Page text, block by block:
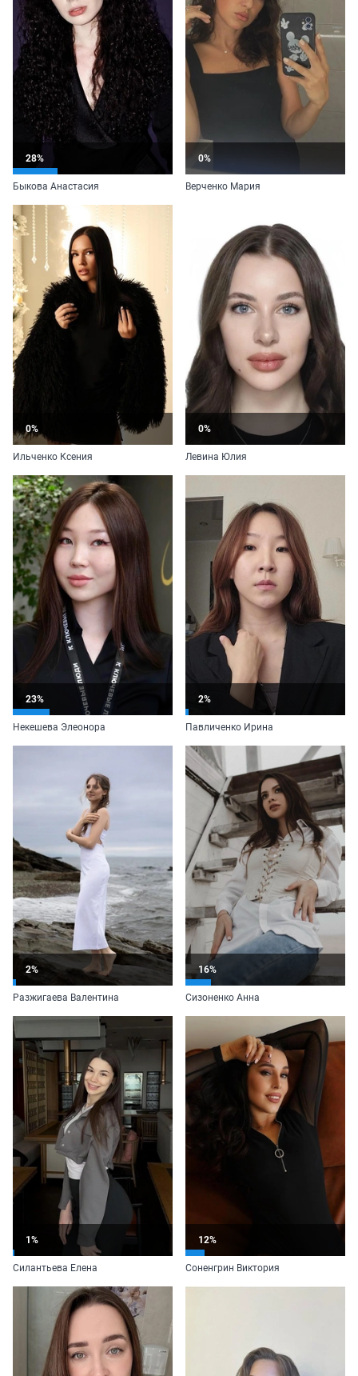
28%
Быкова Анастасия
0%
Верченко Мария
0%
Ильченко Ксения
0%
Левина Юлия
23%
Некешева Элеонора
2%
Павличенко Ирина
2%
Разжигаева Валентина
16%
Сизоненко Анна
1%
Силантьева Елена
12%
Соненгрин Виктория